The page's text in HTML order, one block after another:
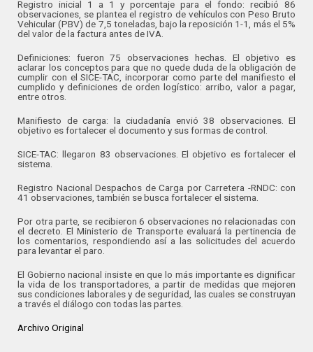
Registro inicial 1 a 1 y porcentaje para el fondo: recibió 86
observaciones, se plantea el registro de vehículos con Peso Bruto
Vehicular (PBV) de 7,5 toneladas, bajo la reposición 1-1, más el 5%
del valor de la factura antes de IVA.
Definiciones: fueron 75 observaciones hechas. El objetivo es
aclarar los conceptos para que no quede duda de la obligación de
cumplir con el SICE-TAC, incorporar como parte del manifiesto el
cumplido y definiciones de orden logístico: arribo, valor a pagar,
entre otros.
Manifiesto de carga: la ciudadanía envió 38 observaciones. El
objetivo es fortalecer el documento y sus formas de control.
SICE-TAC: llegaron 83 observaciones. El objetivo es fortalecer el
sistema.
Registro Nacional Despachos de Carga por Carretera -RNDC: con
41 observaciones, también se busca fortalecer el sistema.
Por otra parte, se recibieron 6 observaciones no relacionadas con
el decreto. El Ministerio de Transporte evaluará la pertinencia de
los comentarios, respondiendo así a las solicitudes del acuerdo
para levantar el paro.
El Gobierno nacional insiste en que lo más importante es dignificar
la vida de los transportadores, a partir de medidas que mejoren
sus condiciones laborales y de seguridad, las cuales se construyan
a través el diálogo con todas las partes.
Archivo Original